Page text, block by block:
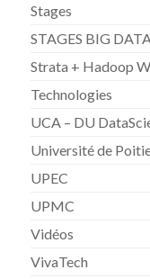
Stages
STAGES BIG
Strata + Hadoop
Technologies
UCA – DU
Université de
UPEC
UPMC
Vidéos
VivaTech